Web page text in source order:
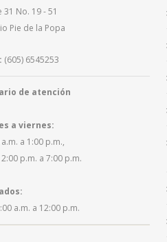
31 No. 19 - 51
Pie de la Popa
(605) 6545253
de atención
a viernes:
a 1:00 p.m.,
p.m. a 7:00 p.m.
a.m. a 12:00 p.m.